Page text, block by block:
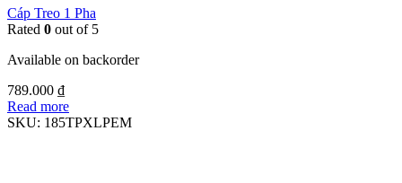
Cáp Treo 1 Pha
Rated 0 out of 5
Available on backorder
789.000 ₫
Read more
SKU: 185TPXLPEM